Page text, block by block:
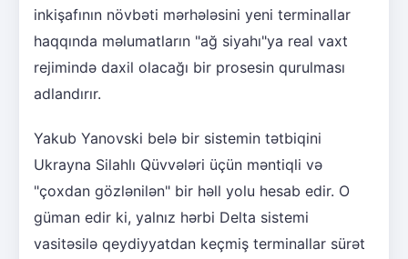
inkişafının növbəti mərhələsini yeni terminallar
haqqında məlumatların "ağ siyahı"ya real vaxt
rejimində daxil olacağı bir prosesin qurulması
adlandırır.
Yakub Yanovski belə bir sistemin tətbiqini
Ukrayna Silahlı Qüvvələri üçün məntiqli və
"çoxdan gözlənilən" bir həll yolu hesab edir. O
güman edir ki, yalnız hərbi Delta sistemi
vasitəsilə qeydiyyatdan keçmiş terminallar sürət